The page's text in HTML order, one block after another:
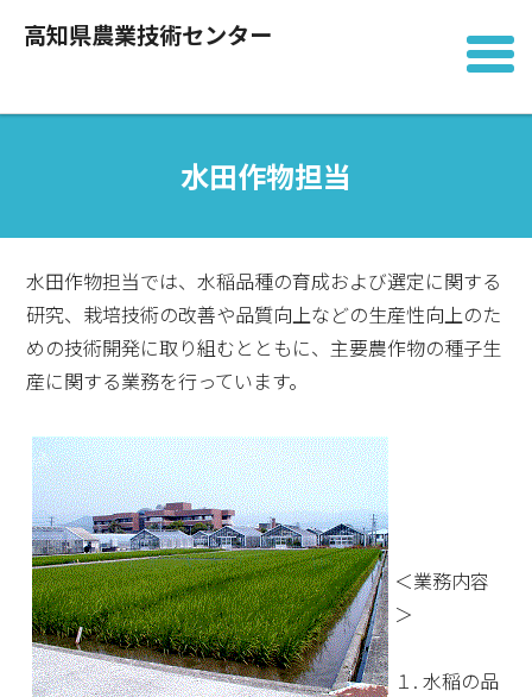
高知県農業技術センター
水田作物担当
水田作物担当では、水稲品種の育成および選定に関する
研究、栽培技術の改善や品質向上などの生産性向上のた
めの技術開発に取り組むとともに、主要農作物の種子生
産に関する業務を行っています。
＜業務内容
＞
１. 水稲の品